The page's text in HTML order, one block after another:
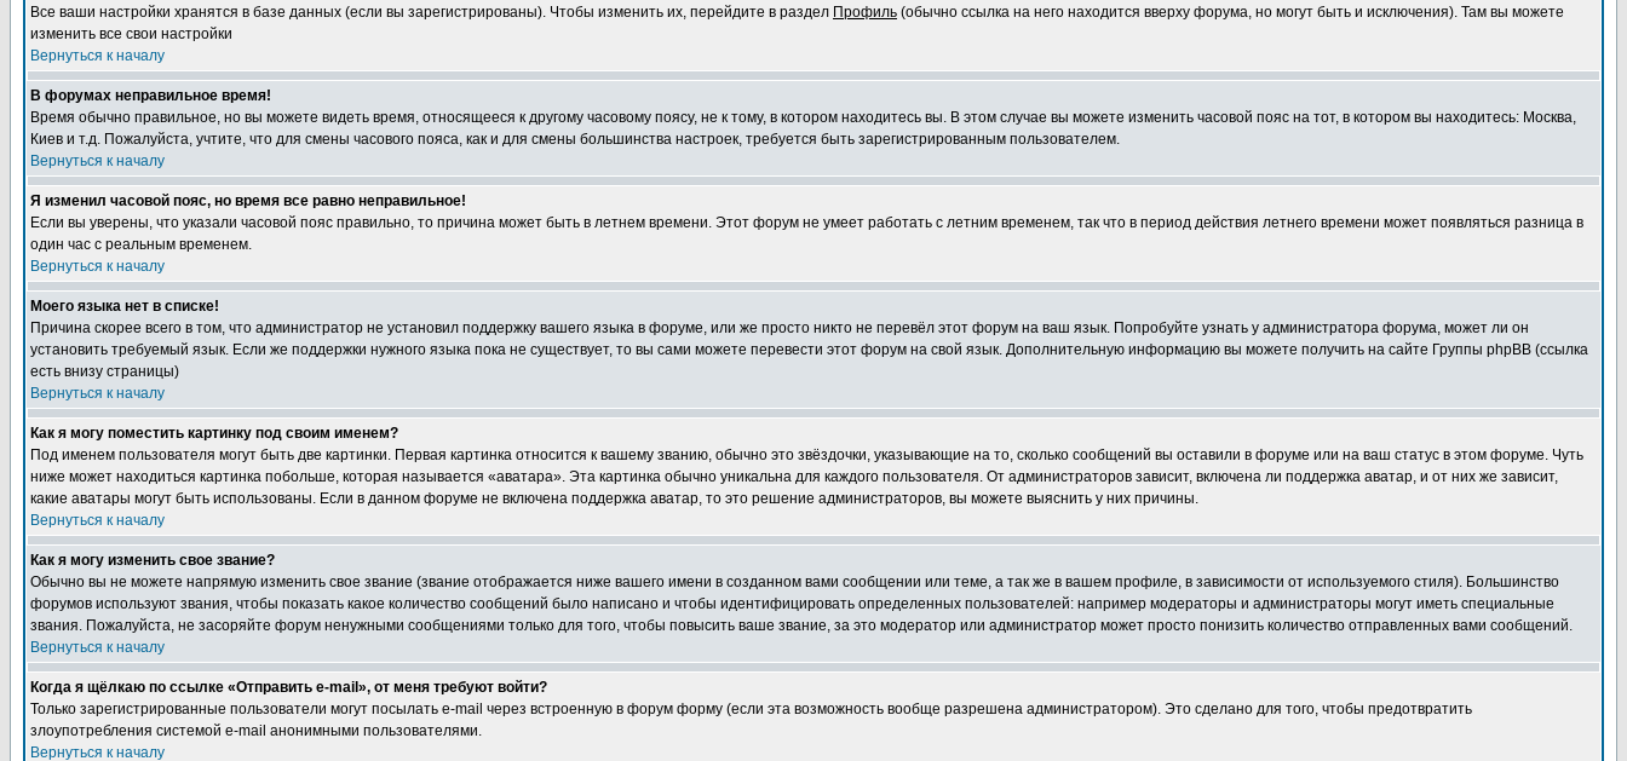
Все ваши настройки хранятся в базе данных (если вы зарегистрированы). Чтобы изменить их, перейдите в раздел Профиль (обычно ссылка на него находится вверху форума, но могут быть и исключения). Там вы можете
изменить все свои настройки
Вернуться к началу
В форумах неправильное время!
Время обычно правильное, но вы можете видеть время, относящееся к другому часовому поясу, не к тому, в котором находитесь вы. В этом случае вы можете изменить часовой пояс на тот, в котором вы находитесь: Москва,
Киев и т.д. Пожалуйста, учтите, что для смены часового пояса, как и для смены большинства настроек, требуется быть зарегистрированным пользователем.
Вернуться к началу
Я изменил часовой пояс, но время все равно неправильное!
Если вы уверены, что указали часовой пояс правильно, то причина может быть в летнем времени. Этот форум не умеет работать с летним временем, так что в период действия летнего времени может появляться разница в
один час с реальным временем.
Вернуться к началу
Моего языка нет в списке!
Причина скорее всего в том, что администратор не установил поддержку вашего языка в форуме, или же просто никто не перевёл этот форум на ваш язык. Попробуйте узнать у администратора форума, может ли он
установить требуемый язык. Если же поддержки нужного языка пока не существует, то вы сами можете перевести этот форум на свой язык. Дополнительную информацию вы можете получить на сайте Группы phpBB (ссылка
есть внизу страницы)
Вернуться к началу
Как я могу поместить картинку под своим именем?
Под именем пользователя могут быть две картинки. Первая картинка относится к вашему званию, обычно это звёздочки, указывающие на то, сколько сообщений вы оставили в форуме или на ваш статус в этом форуме. Чуть
ниже может находиться картинка побольше, которая называется «аватара». Эта картинка обычно уникальна для каждого пользователя. От администраторов зависит, включена ли поддержка аватар, и от них же зависит,
какие аватары могут быть использованы. Если в данном форуме не включена поддержка аватар, то это решение администраторов, вы можете выяснить у них причины.
Вернуться к началу
Как я могу изменить свое звание?
Обычно вы не можете напрямую изменить свое звание (звание отображается ниже вашего имени в созданном вами сообщении или теме, а так же в вашем профиле, в зависимости от используемого стиля). Большинство
форумов используют звания, чтобы показать какое количество сообщений было написано и чтобы идентифицировать определенных пользователей: например модераторы и администраторы могут иметь специальные
звания. Пожалуйста, не засоряйте форум ненужными сообщениями только для того, чтобы повысить ваше звание, за это модератор или администратор может просто понизить количество отправленных вами сообщений.
Вернуться к началу
Когда я щёлкаю по ссылке «Отправить e-mail», от меня требуют войти?
Только зарегистрированные пользователи могут посылать e-mail через встроенную в форум форму (если эта возможность вообще разрешена администратором). Это сделано для того, чтобы предотвратить
злоупотребления системой e-mail анонимными пользователями.
Вернуться к началу